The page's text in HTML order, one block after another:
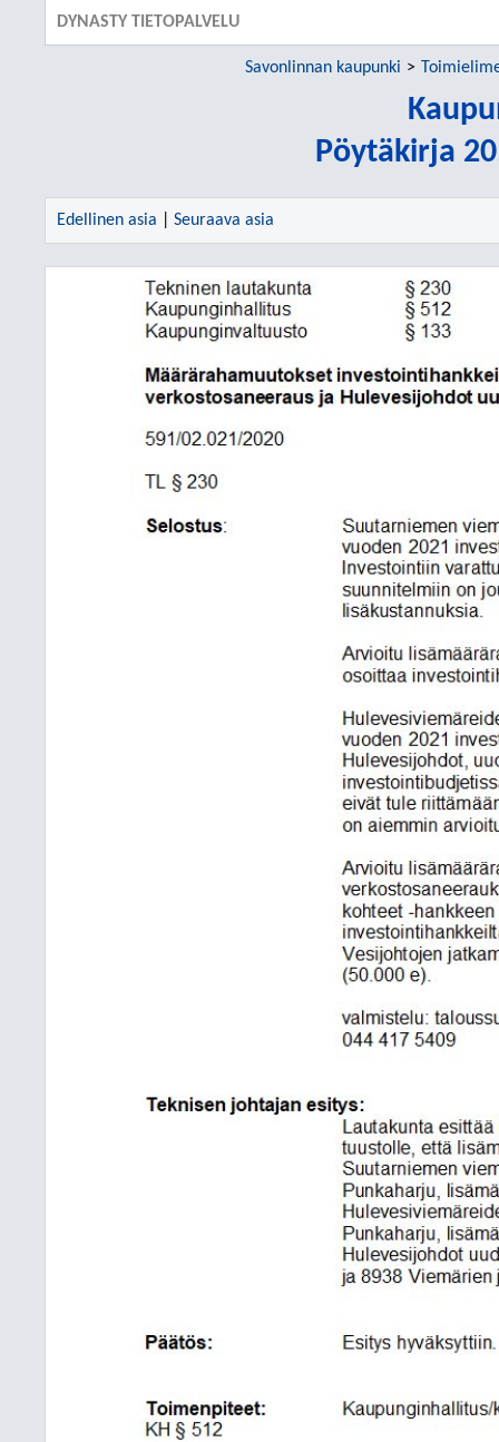
DYNASTY TIETOPALVELU
Savonlinnan kaupunki
Pöytäkirja
Edellinen asia Seuraava asia